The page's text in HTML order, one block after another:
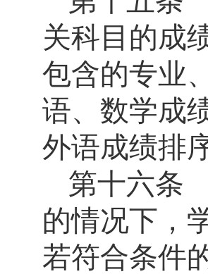
关科目的成
包含的专业
语、数学成
外语成绩排
第十六条
的情况下，
若符合条件